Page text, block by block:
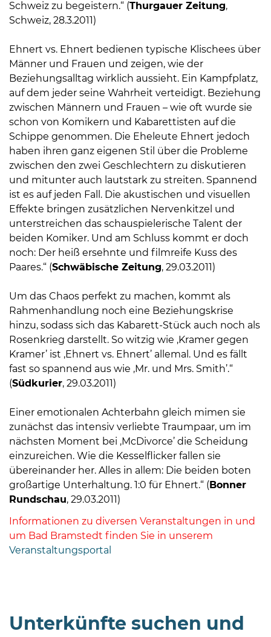
Schweiz zu begeistern.“ (Thurgauer Zeitung,
Schweiz, 28.3.2011)
Ehnert vs. Ehnert bedienen typische Klischees über
Männer und Frauen und zeigen, wie der
Beziehungsalltag wirklich aussieht. Ein Kampfplatz,
auf dem jeder seine Wahrheit verteidigt. Beziehung
zwischen Männern und Frauen – wie oft wurde sie
schon von Komikern und Kabarettisten auf die
Schippe genommen. Die Eheleute Ehnert jedoch
haben ihren ganz eigenen Stil über die Probleme
zwischen den zwei Geschlechtern zu diskutieren
und mitunter auch lautstark zu streiten. Spannend
ist es auf jeden Fall. Die akustischen und visuellen
Effekte bringen zusätzlichen Nervenkitzel und
unterstreichen das schauspielerische Talent der
beiden Komiker. Und am Schluss kommt er doch
noch: Der heiß ersehnte und filmreife Kuss des
Paares.“ (Schwäbische Zeitung, 29.03.2011)
Um das Chaos perfekt zu machen, kommt als
Rahmenhandlung noch eine Beziehungskrise
hinzu, sodass sich das Kabarett-Stück auch noch als
Rosenkrieg darstellt. So witzig wie ‚Kramer gegen
Kramer’ ist ‚Ehnert vs. Ehnert’ allemal. Und es fällt
fast so spannend aus wie ‚Mr. und Mrs. Smith’.“
(Südkurier, 29.03.2011)
Einer emotionalen Achterbahn gleich mimen sie
zunächst das intensiv verliebte Traumpaar, um im
nächsten Moment bei ‚McDivorce’ die Scheidung
einzureichen. Wie die Kesselflicker fallen sie
übereinander her. Alles in allem: Die beiden boten
großartige Unterhaltung. 1:0 für Ehnert.“ (Bonner
Rundschau, 29.03.2011)
Informationen zu diversen Veranstaltungen in und
um Bad Bramstedt finden Sie in unserem
Veranstaltungsportal
Unterkünfte suchen und